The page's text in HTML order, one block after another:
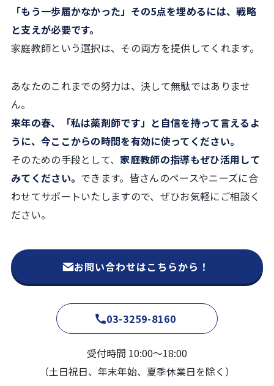
「もう一歩届かなかった」その5点を埋めるには、戦略
と支えが必要です。
家庭教師という選択は、その両方を提供してくれます。
あなたのこれまでの努力は、決して無駄ではありませ
ん。
来年の春、「私は薬剤師です」と自信を持って言えるよ
うに、今ここからの時間を有効に使ってください。
そのための手段として、家庭教師の指導もぜひ活用して
みてください。 できます。皆さんのペースやニーズに合
わせてサポートいたしますので、ぜひお気軽にご相談く
ださい。
お問い合わせはこちらから！
03-3259-8160
受付時間 10:00〜18:00
（土日祝日、年末年始、夏季休業日を除く）